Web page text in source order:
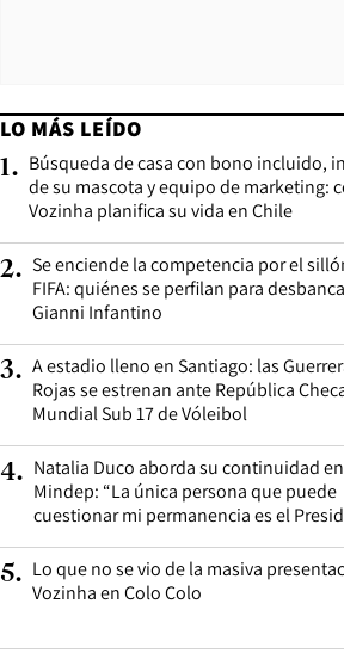
LO MÁS LEÍDO
1. Búsqueda de casa con bono incluido,
de su mascota y equipo de marketing:
Vozinha planifica su vida en Chile
2. Se enciende la competencia por el
FIFA: quiénes se perfilan para
Gianni Infantino
3. A estadio lleno en Santiago: las
Rojas se estrenan ante República
Mundial Sub 17 de Vóleibol
4. Natalia Duco aborda su continuidad
Mindep: “La única persona que puede
cuestionar mi permanencia es el
5. Lo que no se vio de la masiva
Vozinha en Colo Colo